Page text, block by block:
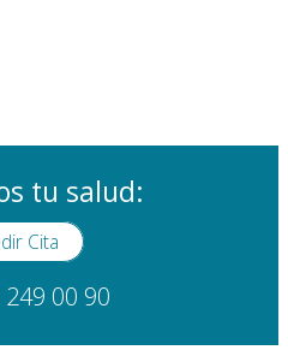
tu salud:
Cita
00 90